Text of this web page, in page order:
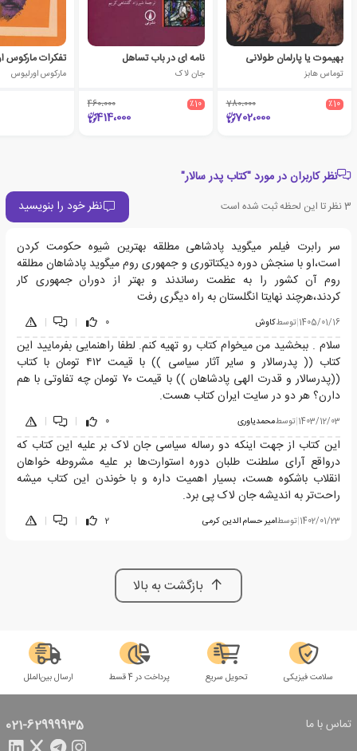
بهیموت یا پارلمان طولانی
توماس هابز
٪10 780،000
702،000
نامه ای در باب تساهل
جان لاک
٪10 460،000
414،000
تفکرات مارکوس
مارکوس اورلیوس
نظر کاربران در مورد "کتاب پدر سالار"
3نظر تا این لحظه ثبت شده است نظر خود را بنویسید
سر رابرت فیلمر میگوید پادشاهی مطلقه بهترین شیوه حکومت کردن
است،او با سنجش دوره دیکتاتوری و جمهوری روم میگوید پادشاهان مطلقه
روم آن کشور را به عظمت رساندند و بهتر از دوران جمهوری کار
کردند،هرچند نهایتا انگلستان به راه دیگری رفت
1405/01/16
|توسطکاوش 0
|
|
سلام . ببخشید من میخوام کتاب رو تهیه کنم. لطفا راهنمایی بفرمایید این
کتاب (( پدرسالار و سایر آثار سیاسی )) با قیمت ۴۱۲ تومان با کتاب
((پدرسالار و قدرت الهی پادشاهان )) با قیمت ۷۰ تومان چه تفاوتی با هم
دارن؟ هر دو در سایت ایران کتاب هست.
1403/12/03
|توسطمحمدیاوری 0
|
|
این کتاب از جهت اینکه دو رساله سیاسی جان لاک بر علیه این کتاب که
درواقع آرای سلطنت طلبان دوره استوارت‌ها بر علیه مشروطه خواهان
انقلاب باشکوه هست، بسیار اهمیت داره و با خوندن این کتاب میشه
راحت‌تر به اندیشه جان لاک پی برد.
1402/01/23
|توسطامیر حسام الدین کرمی 2
|
|
بازگشت به بالا
سلامت فیزیکی تحویل سریع پرداخت در 4 قسط ارسال بین‌الملل
تماس با ما 021-62999935